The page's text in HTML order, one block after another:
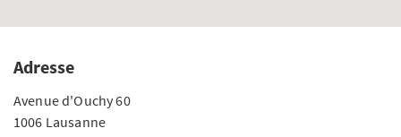
Adresse
Avenue d'Ouchy 60
1006 Lausanne